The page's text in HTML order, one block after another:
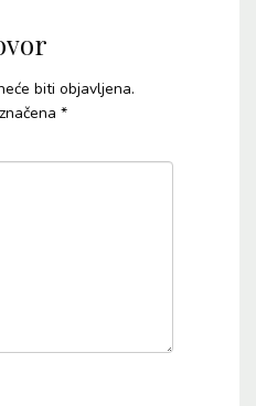
biti objavljena.
*